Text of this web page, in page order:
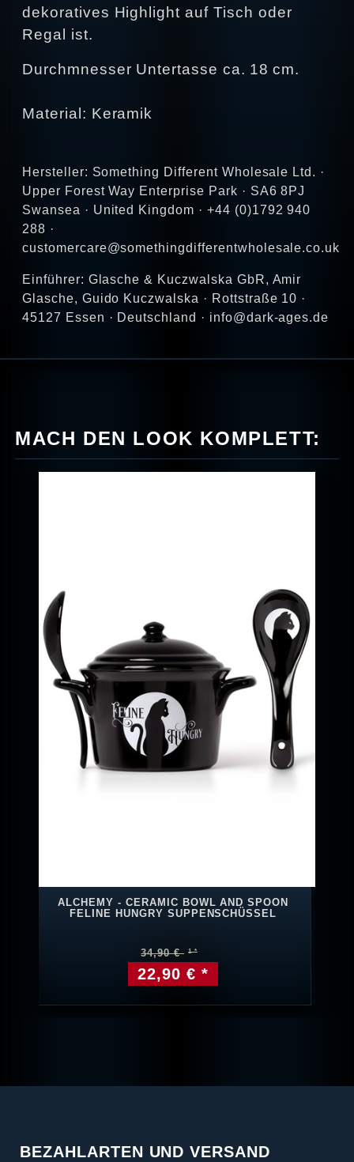
dekoratives Highlight auf Tisch oder
Regal ist.
Durchmnesser Untertasse ca. 18 cm.
Material: Keramik
Hersteller: Something Different Wholesale Ltd. ·
Upper Forest Way Enterprise Park · SA6 8PJ
Swansea · United Kingdom · +44 (0)1792 940
288 ·
customercare@somethingdifferentwholesale.co.uk
Einführer: Glasche & Kuczwalska GbR, Amir
Glasche, Guido Kuczwalska · Rottstraße 10 ·
45127 Essen · Deutschland · info@dark-ages.de
MACH DEN LOOK KOMPLETT:
ALCHEMY - CERAMIC BOWL AND SPOON
FELINE HUNGRY SUPPENSCHÜSSEL
34,90 €
22,90 € *
BEZAHLARTEN UND VERSAND